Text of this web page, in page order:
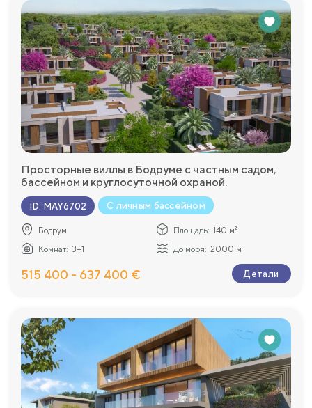
Просторные виллы в Бодруме с частным садом,
бассейном и круглосуточной охраной.
ID: MAY6702 С личным бассейном
Бодрум Площадь: 140 м²
Комнат: 3+1 До моря: 2000 м
515 400 - 637 400 € Детали